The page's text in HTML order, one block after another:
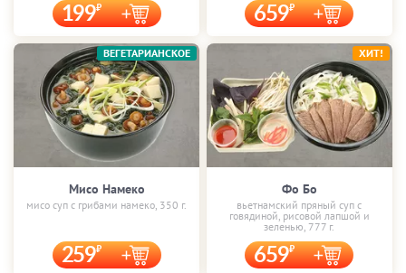
199 659
Мисо Намеко
мисо суп с грибами намеко, 350 г.
259
ВЕГЕТАРИАНСКОЕ
Фо Бо
вьетнамский пряный суп с
говядиной, рисовой лапшой и
зеленью, 777 г.
659
ХИТ!